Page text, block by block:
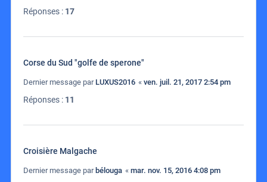
Réponses : 17
Corse du Sud "golfe de sperone"
Dernier message par LUXUS2016 « ven. juil. 21, 2017 2:54 pm
Réponses : 11
Croisière Malgache
Dernier message parbélouga « mar. nov. 15, 2016 4:08 pm